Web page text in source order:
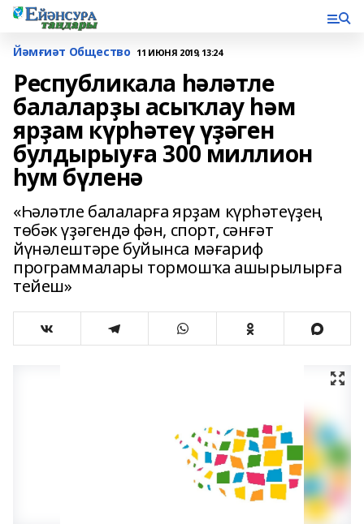
Йәмғиәт Общество 11 ИЮНЯ 2019, 13:24
Республикала һәләтле
балаларҙы асыҡлау һәм
ярҙам күрһәтеү үҙәген
булдырыуға 300 миллион
һум бүленә
«Һәләтле балаларға ярҙам күрһәтеүҙең
төбәк үҙәгендә фән, спорт, сәнғәт
йүнәлештәре буйынса мәғариф
программалары тормошҡа ашырылырға
тейеш»